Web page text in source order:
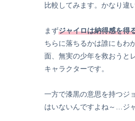
比較してみます。かなり違
まずジャイロは納得感を得
ちらに落ちるかは誰にもわ
面、無実の少年を救おうと
キャラクターです。
一方で漆黒の意思を持つジ
はいないんですよね～…ジ